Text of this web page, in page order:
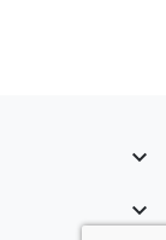

